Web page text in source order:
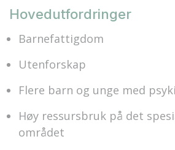
Hovedutfordringer
Barnefattigdom
Utenforskap
Flere barn og unge med
Høy ressursbruk på det
området